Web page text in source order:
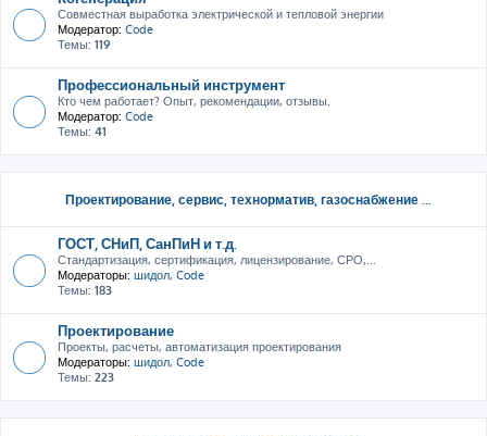
Совместная выработка электрической и тепловой энергии
Модератор: Code
Темы: 119
Профессиональный инструмент
Кто чем работает? Опыт, рекомендации, отзывы.
Модератор: Code
Темы: 41
Проектирование, сервис, тeхнорматив, газоснабжение ...
ГОСТ, СНиП, СанПиН и т.д.
Стандартизация, сертификация, лицензирование, СРО,...
Модераторы: шидол, Code
Темы: 183
Проектирование
Проекты, расчеты, автоматизация проектирования
Модераторы: шидол, Code
Темы: 223